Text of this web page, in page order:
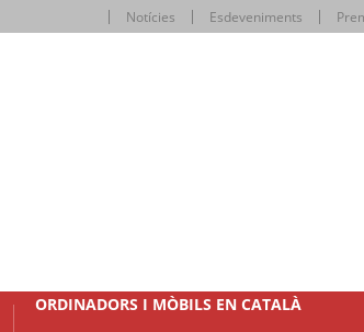
Notícies Esdeveniments
ORDINADORS I MÒBILS EN CATALÀ